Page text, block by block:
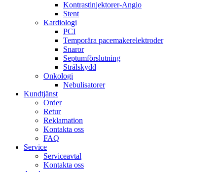
Kontrastinjektorer-Angio
Stent
Kardiologi
PCI
Temporära pacemakerelektroder
Snaror
Septumförslutning
Strålskydd
Onkologi
Nebulisatorer
Kundtjänst
Order
Retur
Reklamation
Kontakta oss
FAQ
Service
Serviceavtal
Kontakta oss